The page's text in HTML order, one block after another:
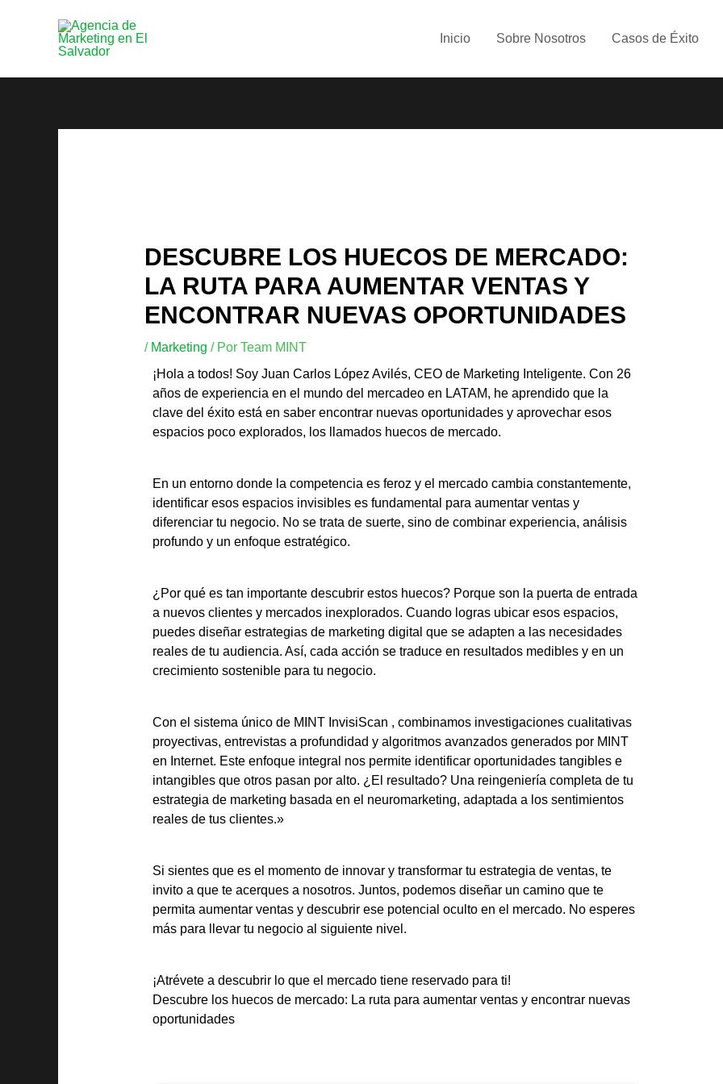
Inicio Sobre Nosotros Casos de Éxito
DESCUBRE LOS HUECOS DE MERCADO:
LA RUTA PARA AUMENTAR VENTAS Y
ENCONTRAR NUEVAS OPORTUNIDADES
/ Marketing / Por Team MINT
¡Hola a todos! Soy Juan Carlos López Avilés, CEO de Marketing Inteligente. Con 26
años de experiencia en el mundo del mercadeo en LATAM, he aprendido que la
clave del éxito está en saber encontrar nuevas oportunidades y aprovechar esos
espacios poco explorados, los llamados huecos de mercado.
En un entorno donde la competencia es feroz y el mercado cambia constantemente,
identificar esos espacios invisibles es fundamental para aumentar ventas y
diferenciar tu negocio. No se trata de suerte, sino de combinar experiencia, análisis
profundo y un enfoque estratégico.
¿Por qué es tan importante descubrir estos huecos? Porque son la puerta de entrada
a nuevos clientes y mercados inexplorados. Cuando logras ubicar esos espacios,
puedes diseñar estrategias de marketing digital que se adapten a las necesidades
reales de tu audiencia. Así, cada acción se traduce en resultados medibles y en un
crecimiento sostenible para tu negocio.
Con el sistema único de MINT InvisiScan , combinamos investigaciones cualitativas
proyectivas, entrevistas a profundidad y algoritmos avanzados generados por MINT
en Internet. Este enfoque integral nos permite identificar oportunidades tangibles e
intangibles que otros pasan por alto. ¿El resultado? Una reingeniería completa de tu
estrategia de marketing basada en el neuromarketing, adaptada a los sentimientos
reales de tus clientes.»
Si sientes que es el momento de innovar y transformar tu estrategia de ventas, te
invito a que te acerques a nosotros. Juntos, podemos diseñar un camino que te
permita aumentar ventas y descubrir ese potencial oculto en el mercado. No esperes
más para llevar tu negocio al siguiente nivel.
¡Atrévete a descubrir lo que el mercado tiene reservado para ti!
Descubre los huecos de mercado: La ruta para aumentar ventas y encontrar nuevas
oportunidades